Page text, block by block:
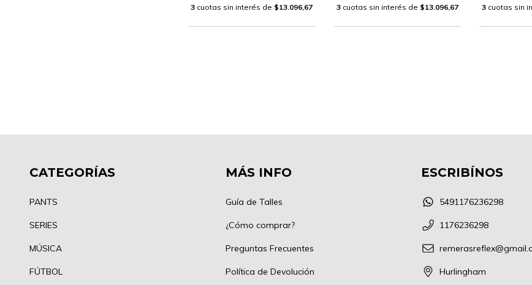
3 cuotas sin interés de $13.096,67 3 cuotas sin interés de $13.096,67 3 cuotas sin
CATEGORÍAS
PANTS
SERIES
MÚSICA
FÚTBOL
MÁS INFO
Guía de Talles
¿Cómo comprar?
Preguntas Frecuentes
Política de Devolución
ESCRIBÍNOS
5491176236298
1176236298
Hurlingham